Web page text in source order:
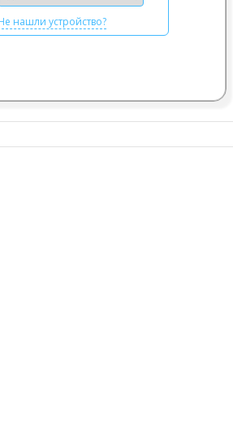
нашли устройство?